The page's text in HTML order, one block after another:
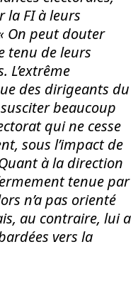
la FI à leurs
On peut douter
tenu de leurs
L’extrême
des dirigeants du
beaucoup
qui ne cesse
sous l’impact de
à la direction
tenue par
n’a pas orienté
au contraire, lui a
vers la